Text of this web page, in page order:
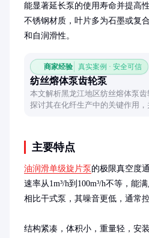
能显著延长泵的使用寿命并提高
不锈钢材质，叶片多为石墨或复
和自润滑性。
商家经验 真实案例 · 安全可信
纺丝熔体泵齿轮泵
本文解析黑龙江地区纺丝熔体泵
探讨其在化纤生产中的关键作用
主要特点
油润滑单级旋片泵 的极限真空度
速率从1m³/h到100m³/h不等，能
相比干式泵，其噪音更低，通常
结构紧凑，体积小，重量轻，安